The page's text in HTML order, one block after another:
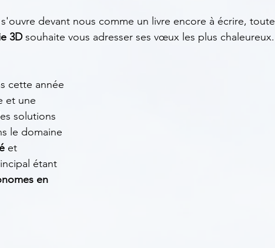
devant nous comme un livre encore à écrire, toute
3D souhaite vous adresser ses vœux les plus chaleureux.
cette année
et une
solutions
le domaine
et
étant
en